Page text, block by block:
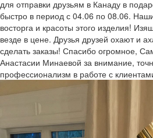
для отправки друзьям в Канаду в
быстро в период с 04.06 по 08.06.
восторга и красоты этого изделия!
везде в цене. Друзья друзей охают и
сделать заказы! Спасибо огромное,
Анастасии Минаевой за внимание,
профессионализм в работе с